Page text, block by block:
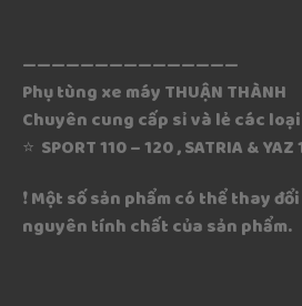
———————————————
Phụ tùng xe máy THUẬN THÀNH
Chuyên cung cấp sỉ và lẻ các
⭐️ SPORT 110 – 120 , SATRIA & YAZ
❗ Một số sản phẩm có thể thay
nguyên tính chất của sản phẩm.